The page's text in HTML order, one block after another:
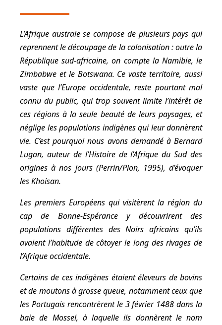
L’Afrique australe se compose de plusieurs pays qui
reprennent le découpage de la colonisation : outre la
République sud-africaine, on compte la Namibie, le
Zimbabwe et le Botswana. Ce vaste territoire, aussi
vaste que l’Europe occidentale, reste pourtant mal
connu du public, qui trop souvent limite l’intérêt de
ces régions à la seule beauté de leurs paysages, et
néglige les populations indigènes qui leur donnèrent
vie. C’est pourquoi nous avons demandé à Bernard
Lugan, auteur de l’Histoire de l’Afrique du Sud des
origines à nos jours (Perrin/Plon, 1995), d’évoquer
les Khoisan.
Les premiers Européens qui visitèrent la région du
cap de Bonne-Espérance y découvrirent des
populations différentes des Noirs africains qu’ils
avaient l’habitude de côtoyer le long des rivages de
l’Afrique occidentale.
Certains de ces indigènes étaient éleveurs de bovins
et de moutons à grosse queue, notamment ceux que
les Portugais rencontrèrent le 3 février 1488 dans la
baie de Mossel, à laquelle ils donnèrent le nom